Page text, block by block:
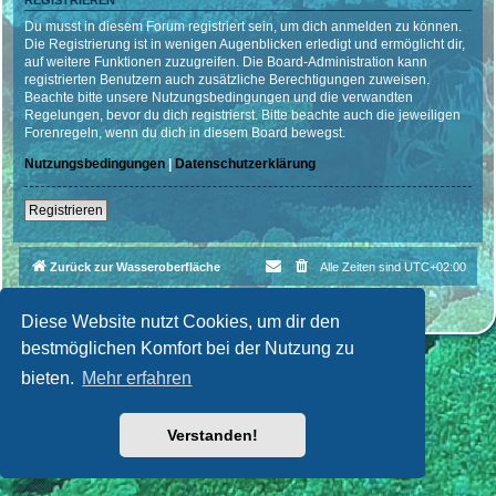
Diese Website nutzt Cookies, um dir den
bestmöglichen Komfort bei der Nutzung zu
bieten. Mehr erfahren
Verstanden!
Du musst in diesem Forum registriert sein, um dich anmelden zu können.
Die Registrierung ist in wenigen Augenblicken erledigt und ermöglicht dir,
auf weitere Funktionen zuzugreifen. Die Board-Administration kann
registrierten Benutzern auch zusätzliche Berechtigungen zuweisen.
Beachte bitte unsere Nutzungsbedingungen und die verwandten
Regelungen, bevor du dich registrierst. Bitte beachte auch die jeweiligen
Forenregeln, wenn du dich in diesem Board bewegst.
Nutzungsbedingungen | Datenschutzerklärung
Registrieren
Zurück zur Wasseroberfläche Alle Zeiten sind UTC+02:00
Deutsche Übersetzung durch
phpBB.de| Style par